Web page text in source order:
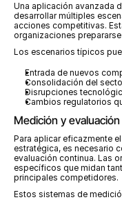
Una aplicación avanzada
desarrollar múltiples
acciones competitivas.
organizaciones
Los escenarios típicos
Entrada de nuevos
Consolidación del
Disrupciones
Cambios regulatorios
Medición y
Para aplicar eficazmente
estratégica, es necesario
evaluación continua. Las
específicos que midan
principales competidores.
Estos sistemas de